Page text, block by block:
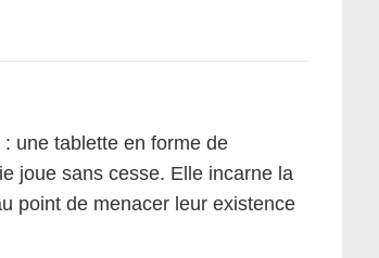
une tablette en forme de
joue sans cesse. Elle incarne la
point de menacer leur existence